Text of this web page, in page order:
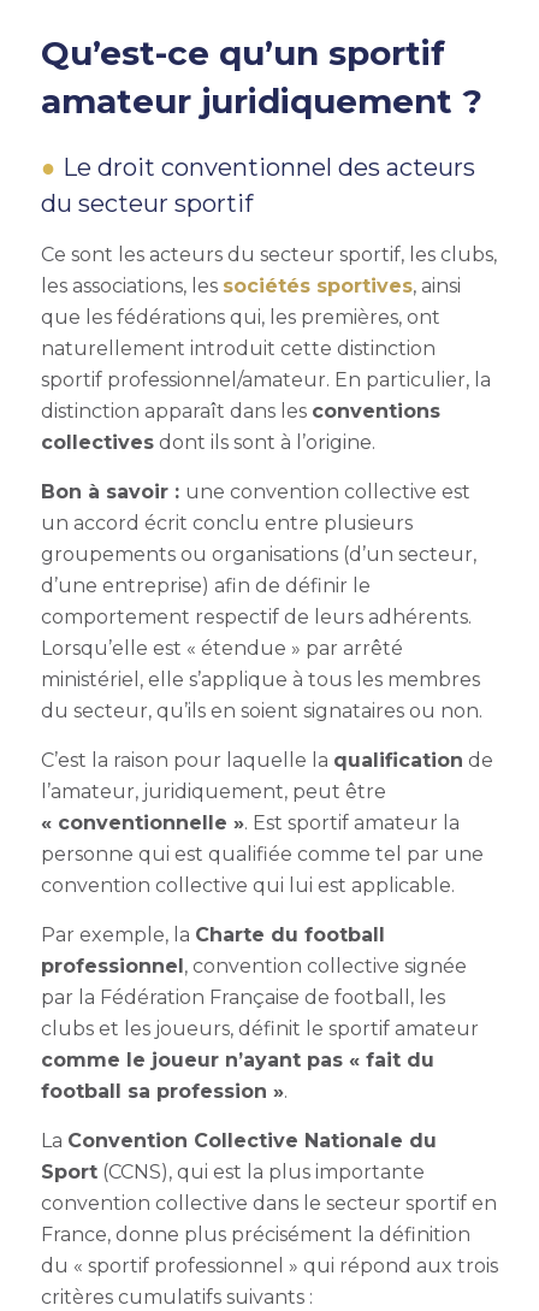
Qu’est-ce qu’un sportif
amateur juridiquement ?
Le droit conventionnel des acteurs
du secteur sportif
Ce sont les acteurs du secteur sportif, les clubs,
les associations, les sociétés sportives, ainsi
que les fédérations qui, les premières, ont
naturellement introduit cette distinction
sportif professionnel/amateur. En particulier, la
distinction apparaît dans les conventions
collectivesdont ils sont à l’origine.
Bon à savoir : une convention collective est
un accord écrit conclu entre plusieurs
groupements ou organisations (d’un secteur,
d’une entreprise) afin de définir le
comportement respectif de leurs adhérents.
Lorsqu’elle est « étendue » par arrêté
ministériel, elle s’applique à tous les membres
du secteur, qu’ils en soient signataires ou non.
C’est la raison pour laquelle la qualification de
l’amateur, juridiquement, peut être
« conventionnelle ». Est sportif amateur la
personne qui est qualifiée comme tel par une
convention collective qui lui est applicable.
Par exemple, la Charte du football
professionnel, convention collective signée
par la Fédération Française de football, les
clubs et les joueurs, définit le sportif amateur
comme le joueur n’ayant pas « fait du
football sa profession ».
La Convention Collective Nationale du
Sport(CCNS), qui est la plus importante
convention collective dans le secteur sportif en
France, donne plus précisément la définition
du « sportif professionnel » qui répond aux trois
critères cumulatifs suivants :